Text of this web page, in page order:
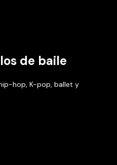
de baile
hop, K-pop, ballet y